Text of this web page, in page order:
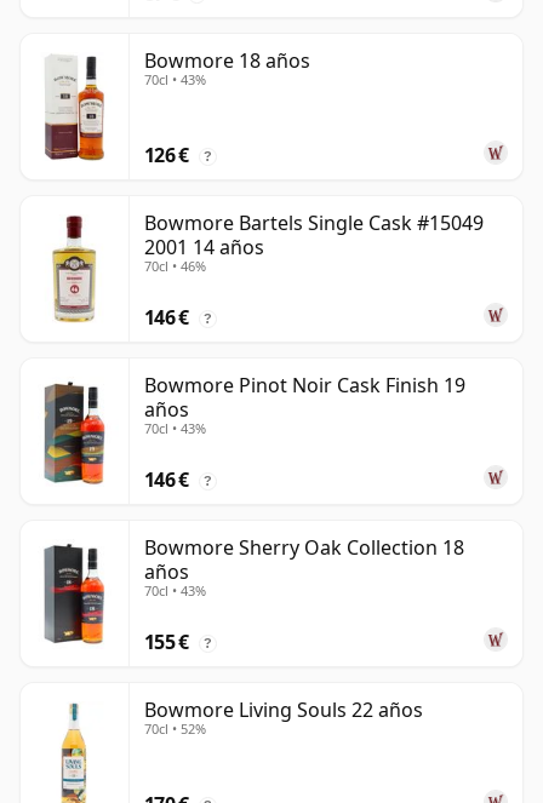
Bowmore 18 años
70cl • 43%
126 € ?
Bowmore Bartels Single Cask #15049
2001 14 años
70cl • 46%
146 € ?
Bowmore Pinot Noir Cask Finish 19
años
70cl • 43%
146 € ?
Bowmore Sherry Oak Collection 18
años
70cl • 43%
155 € ?
Bowmore Living Souls 22 años
70cl • 52%